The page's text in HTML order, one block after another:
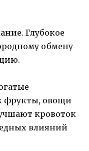
Глубокое
обмену
фрукты, овощи
кровоток
влияний